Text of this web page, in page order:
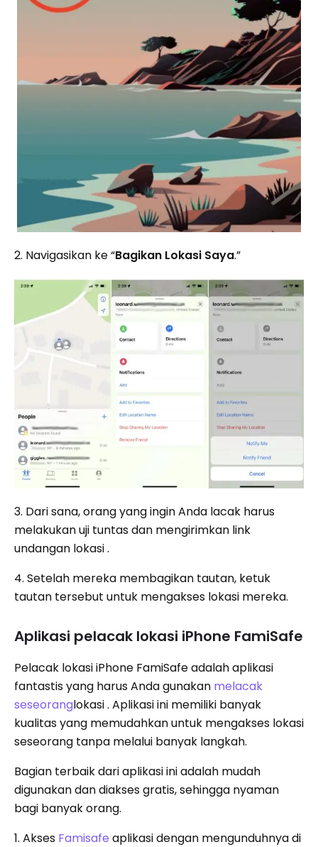
2. Navigasikan ke “Bagikan Lokasi Saya.”
3. Dari sana, orang yang ingin Anda lacak harus
melakukan uji tuntas dan mengirimkan link
undangan lokasi .
4. Setelah mereka membagikan tautan, ketuk
tautan tersebut untuk mengakses lokasi mereka.
Aplikasi pelacak lokasi iPhone FamiSafe
Pelacak lokasi iPhone FamiSafe adalah aplikasi
fantastis yang harus Anda gunakan melacak
seseoranglokasi . Aplikasi ini memiliki banyak
kualitas yang memudahkan untuk mengakses lokasi
seseorang tanpa melalui banyak langkah.
Bagian terbaik dari aplikasi ini adalah mudah
digunakan dan diakses gratis, sehingga nyaman
bagi banyak orang.
1. Akses Famisafe aplikasi dengan mengunduhnya di